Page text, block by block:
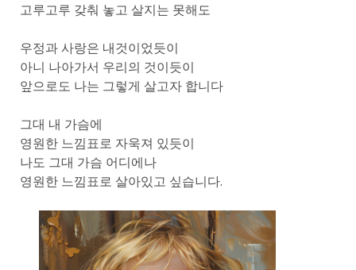
고루고루 갖춰 놓고 살지는 못해도
우정과 사랑은 내것이었듯이
아니 나아가서 우리의 것이듯이
앞으로도 나는 그렇게 살고자 합니다
그대 내 가슴에
영원한 느낌표로 자욱져 있듯이
나도 그대 가슴 어디에나
영원한 느낌표로 살아있고 싶습니다.